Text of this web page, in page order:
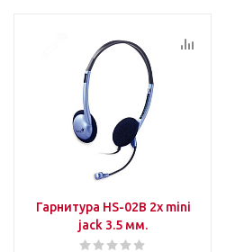
Гарнитура HS-02B 2х mini
jack 3.5 мм.